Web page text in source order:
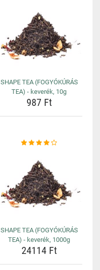
SHAPE TEA (FOGYÓKÚRÁS
TEA) - keverék, 10g
987 Ft
SHAPE TEA (FOGYÓKÚRÁS
TEA) - keverék, 1000g
24114 Ft